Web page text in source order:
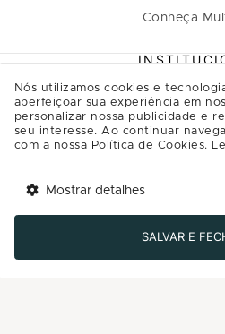
Conheça
A
Nós utilizamos cookies e
aperfeiçoar sua experiência em
personalizar nossa publicidade e
seu interesse. Ao continuar
com a nossa Política de Cookies.
Mostrar detalhes
SALVAR E
Baixe agora o app